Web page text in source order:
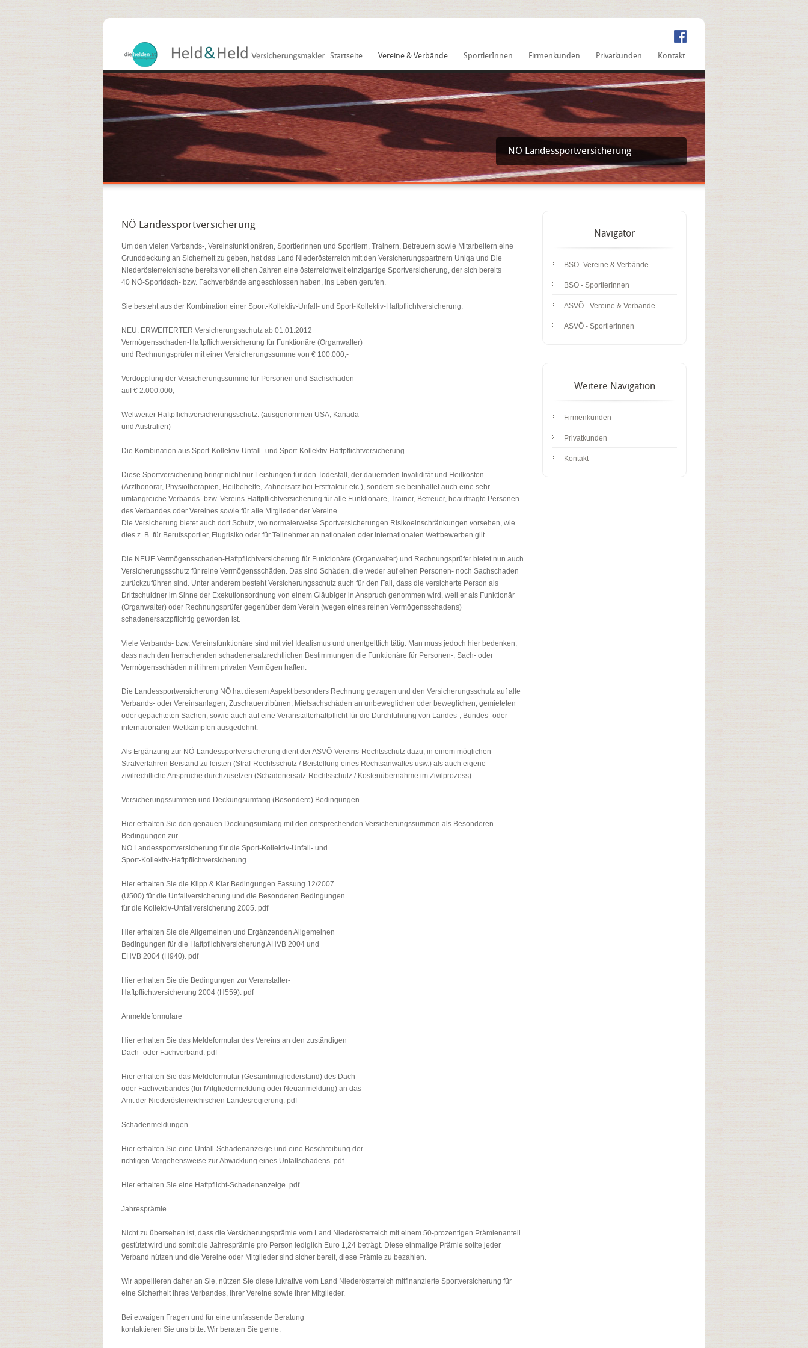
Startseite Vereine & Verbände SportlerInnen Firmenkunden Privatkunden Kontakt
NÖ Landessportversicherung
NÖ Landessportversicherung
Um den vielen Verbands-, Vereinsfunktionären, Sportlerinnen und Sportlern, Trainern, Betreuern sowie Mitarbeitern eine
Grunddeckung an Sicherheit zu geben, hat das Land Niederösterreich mit den Versicherungspartnern Uniqa und Die
Niederösterreichische bereits vor etlichen Jahren eine österreichweit einzigartige Sportversicherung, der sich bereits
40 NÖ-Sportdach- bzw. Fachverbände angeschlossen haben, ins Leben gerufen.
Sie besteht aus der Kombination einer Sport-Kollektiv-Unfall- und Sport-Kollektiv-Haftpflichtversicherung.
NEU: ERWEITERTER Versicherungsschutz ab 01.01.2012
Vermögensschaden-Haftpflichtversicherung für Funktionäre (Organwalter)
und Rechnungsprüfer mit einer Versicherungssumme von € 100.000,-
Verdopplung der Versicherungssumme für Personen und Sachschäden
auf € 2.000.000,-
Weltweiter Haftpflichtversicherungsschutz: (ausgenommen USA, Kanada
und Australien)
Die Kombination aus Sport-Kollektiv-Unfall- und Sport-Kollektiv-Haftpflichtversicherung
Diese Sportversicherung bringt nicht nur Leistungen für den Todesfall, der dauernden Invalidität und Heilkosten
(Arzthonorar, Physiotherapien, Heilbehelfe, Zahnersatz bei Erstfraktur etc.), sondern sie beinhaltet auch eine sehr
umfangreiche Verbands- bzw. Vereins-Haftpflichtversicherung für alle Funktionäre, Trainer, Betreuer, beauftragte Personen
des Verbandes oder Vereines sowie für alle Mitglieder der Vereine.
Die Versicherung bietet auch dort Schutz, wo normalerweise Sportversicherungen Risikoeinschränkungen vorsehen, wie
dies z. B. für Berufssportler, Flugrisiko oder für Teilnehmer an nationalen oder internationalen Wettbewerben gilt.
Die NEUE Vermögensschaden-Haftpflichtversicherung für Funktionäre (Organwalter) und Rechnungsprüfer bietet nun auch
Versicherungsschutz für reine Vermögensschäden. Das sind Schäden, die weder auf einen Personen- noch Sachschaden
zurückzuführen sind. Unter anderem besteht Versicherungsschutz auch für den Fall, dass die versicherte Person als
Drittschuldner im Sinne der Exekutionsordnung von einem Gläubiger in Anspruch genommen wird, weil er als Funktionär
(Organwalter) oder Rechnungsprüfer gegenüber dem Verein (wegen eines reinen Vermögensschadens)
schadenersatzpflichtig geworden ist.
Viele Verbands- bzw. Vereinsfunktionäre sind mit viel Idealismus und unentgeltlich tätig. Man muss jedoch hier bedenken,
dass nach den herrschenden schadenersatzrechtlichen Bestimmungen die Funktionäre für Personen-, Sach- oder
Vermögensschäden mit ihrem privaten Vermögen haften.
Die Landessportversicherung NÖ hat diesem Aspekt besonders Rechnung getragen und den Versicherungsschutz auf alle
Verbands- oder Vereinsanlagen, Zuschauertribünen, Mietsachschäden an unbeweglichen oder beweglichen, gemieteten
oder gepachteten Sachen, sowie auch auf eine Veranstalterhaftpflicht für die Durchführung von Landes-, Bundes- oder
internationalen Wettkämpfen ausgedehnt.
Als Ergänzung zur NÖ-Landessportversicherung dient der ASVÖ-Vereins-Rechtsschutz dazu, in einem möglichen
Strafverfahren Beistand zu leisten (Straf-Rechtsschutz / Beistellung eines Rechtsanwaltes usw.) als auch eigene
zivilrechtliche Ansprüche durchzusetzen (Schadenersatz-Rechtsschutz / Kostenübernahme im Zivilprozess).
Versicherungssummen und Deckungsumfang (Besondere) Bedingungen
Hier erhalten Sie den genauen Deckungsumfang mit den entsprechenden Versicherungssummen als Besonderen
Bedingungen zur
NÖ Landessportversicherung für die Sport-Kollektiv-Unfall- und
Sport-Kollektiv-Haftpflichtversicherung.
Hier erhalten Sie die Klipp & Klar Bedingungen Fassung 12/2007
(U500) für die Unfallversicherung und die Besonderen Bedingungen
für die Kollektiv-Unfallversicherung 2005. pdf
Hier erhalten Sie die Allgemeinen und Ergänzenden Allgemeinen
Bedingungen für die Haftpflichtversicherung AHVB 2004 und
EHVB 2004 (H940). pdf
Hier erhalten Sie die Bedingungen zur Veranstalter-
Haftpflichtversicherung 2004 (H559). pdf
Anmeldeformulare
Hier erhalten Sie das Meldeformular des Vereins an den zuständigen
Dach- oder Fachverband. pdf
Hier erhalten Sie das Meldeformular (Gesamtmitgliederstand) des Dach-
oder Fachverbandes (für Mitgliedermeldung oder Neuanmeldung) an das
Amt der Niederösterreichischen Landesregierung. pdf
Schadenmeldungen
Hier erhalten Sie eine Unfall-Schadenanzeige und eine Beschreibung der
richtigen Vorgehensweise zur Abwicklung eines Unfallschadens. pdf
Hier erhalten Sie eine Haftpflicht-Schadenanzeige. pdf
Jahresprämie
Nicht zu übersehen ist, dass die Versicherungsprämie vom Land Niederösterreich mit einem 50-prozentigen Prämienanteil
gestützt wird und somit die Jahresprämie pro Person lediglich Euro 1,24 beträgt. Diese einmalige Prämie sollte jeder
Verband nützen und die Vereine oder Mitglieder sind sicher bereit, diese Prämie zu bezahlen.
Wir appellieren daher an Sie, nützen Sie diese lukrative vom Land Niederösterreich mitfinanzierte Sportversicherung für
eine Sicherheit Ihres Verbandes, Ihrer Vereine sowie Ihrer Mitglieder.
Bei etwaigen Fragen und für eine umfassende Beratung
kontaktieren Sie uns bitte. Wir beraten Sie gerne.
Navigator
BSO -Vereine & Verbände
BSO - SportlerInnen
ASVÖ - Vereine & Verbände
ASVÖ - SportlerInnen
Weitere Navigation
Firmenkunden
Privatkunden
Kontakt